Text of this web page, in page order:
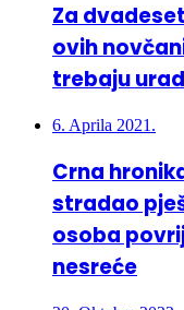
Za
ovih
trebaju
6. Aprila 2021.
Crna
stradao
osoba
nesreće